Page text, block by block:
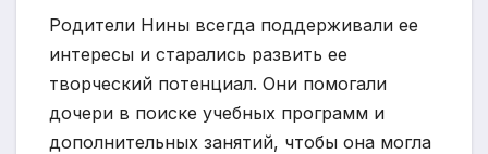
Родители Нины всегда поддерживали ее
интересы и старались развить ее
творческий потенциал. Они помогали
дочери в поиске учебных программ и
дополнительных занятий, чтобы она могла